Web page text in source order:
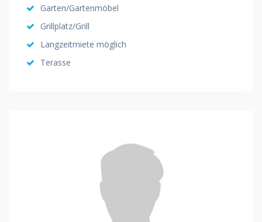
Garten/Gartenmöbel
Grillplatz/Grill
Langzeitmiete möglich
Terasse